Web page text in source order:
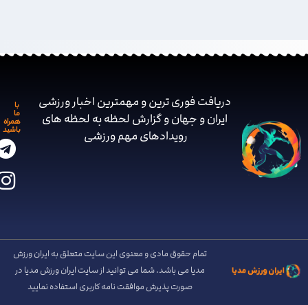
دریافت فوری ترین و مهمترین اخبار ورزشی
ایران و جهان و گزارش لحظه به لحظه های
رویدادهای مهم ‌ورزشی
همراه
باشید
تمام حقوق مادی و معنوی این سایت متعلق به ایران ورزش
مدیا می باشد. شما می توانید از سایت ایران ورزش مدیا در
صورت پذیرش موافقت نامه کاربری استفاده نمایید